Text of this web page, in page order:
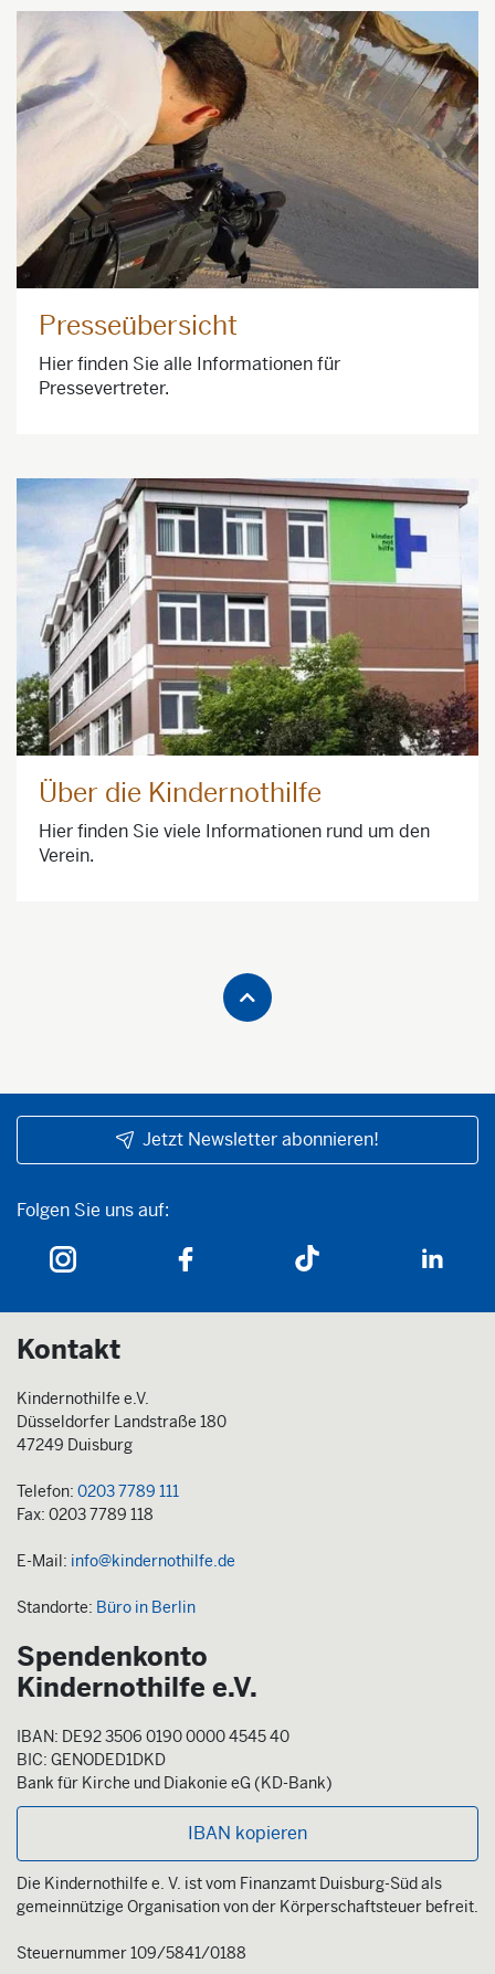
Presseübersicht
Hier finden Sie alle Informationen für
Pressevertreter.
Über die Kindernothilfe
Hier finden Sie viele Informationen rund um den
Verein.
Jetzt Newsletter abonnieren!
Folgen Sie uns auf:
Folgen Sie uns auf:
Kontakt
Kindernothilfe e.V.
Düsseldorfer Landstraße 180
47249 Duisburg
Telefon: 0203 7789 111
Fax: 0203 7789 118
E-Mail: info@kindernothilfe.de
Standorte: Büro in Berlin
Spendenkonto
Kindernothilfe e.V.
IBAN: DE92 3506 0190 0000 4545 40
BIC: GENODED1DKD
Bank für Kirche und Diakonie eG (KD-Bank)
IBAN kopieren
Die Kindernothilfe e. V. ist vom Finanzamt Duisburg-Süd als
gemeinnützige Organisation von der Körperschaftsteuer befreit.
Steuernummer 109/5841/0188